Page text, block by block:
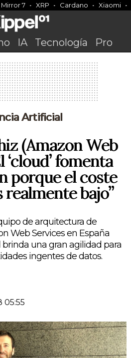
7 XRP Cardano Xiaomi
IA Tecnología Pro
Artificial
(Amazon Web
‘cloud’ fomenta
porque el coste
realmente bajo”
de arquitectura de
Web Services en España
una gran agilidad para
ingentes de datos.
05:55